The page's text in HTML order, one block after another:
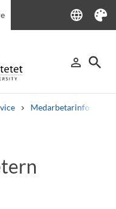
language
Language
Tema
person_outline
Logga in
search
Sök
Medarbetarinfo